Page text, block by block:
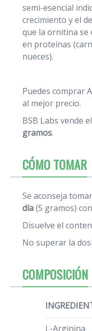
semi-esencial
crecimiento y el
que la ornitina se
en proteínas
nueces).
Puedes comprar
al mejor precio.
BSB Labs vende
gramos.
CÓMO TOMAR
Se aconseja tomar
día(5 gramos)
Disuelve el
No superar la
COMPOSICIÓN
L-Arginina